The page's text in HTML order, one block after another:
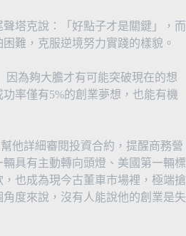
塔克說：「好點子才是關鍵」，而
難，克服逆境努力實踐的樣貌。
因為夠大膽才有可能突破現在的想
率僅有5%的創業夢想，也能有機
他詳細審閱投資合約，提醒商務營
具有主動轉向頭燈、美國第一輛標
也成為現今古董車市場裡，極端搶
度來說，沒有人能說他的創業是失